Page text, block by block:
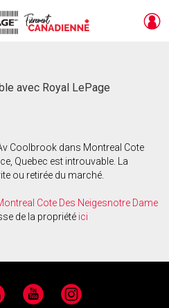
avec Royal LePage
Coolbrook dans Montreal Cote
Quebec est introuvable. La
ou retirée du marché.
Cote Des Neigesnotre Dame
de la propriété ici
YouTube Instagram